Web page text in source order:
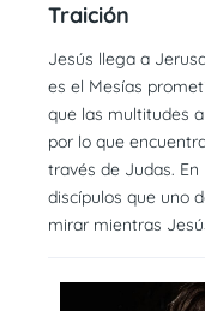
Traición
Jesús llega a
es el Mesías
que las multitudes
por lo que
través de Judas.
discípulos que uno
mirar mientras